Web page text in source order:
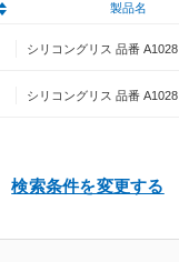
製品名
シリコングリス 品番 A1028
シリコングリス 品番 A1028
検索条件を変更する